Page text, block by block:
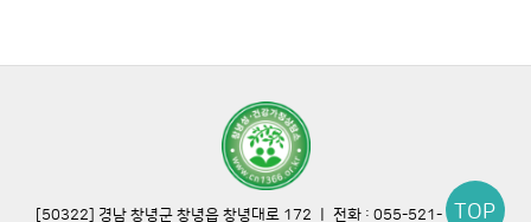
TOP
[50322] 경남 창녕군 창녕읍 창녕대로 172 ㅣ 전화 : 055-521-